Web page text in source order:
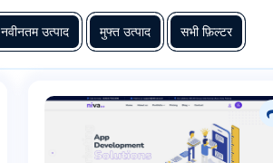
नवीनतम उत्पाद मुफ्त उत्पाद सभी फ़िल्टर